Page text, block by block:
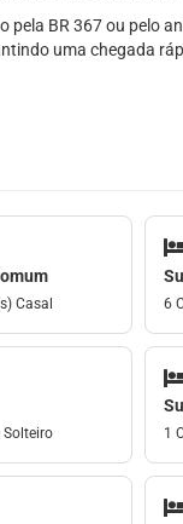
pela BR 367 ou pelo
uma chegada
Casal 6
Solteiro 1